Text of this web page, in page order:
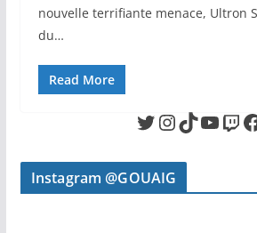
nouvelle terrifiante menace, Ultron
du…
Read More
Twitter InstagramTikTok YouTube Twitch Facebook
Instagram @GOUAIG